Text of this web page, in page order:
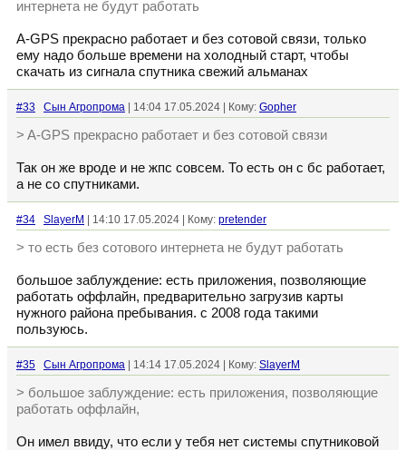
интернета не будут работать
A-GPS прекрасно работает и без сотовой связи, только
ему надо больше времени на холодный старт, чтобы
скачать из сигнала спутника свежий альманах
#33 Сын Агропрома | 14:04 17.05.2024 | Кому: Gopher
> A-GPS прекрасно работает и без сотовой связи
Так он же вроде и не жпс совсем. То есть он с бс работает,
а не со спутниками.
#34 SlayerM | 14:10 17.05.2024 | Кому: pretender
> то есть без сотового интернета не будут работать
большое заблуждение: есть приложения, позволяющие
работать оффлайн, предварительно загрузив карты
нужного района пребывания. с 2008 года такими
пользуюсь.
#35 Сын Агропрома | 14:14 17.05.2024 | Кому: SlayerM
> большое заблуждение: есть приложения, позволяющие
работать оффлайн,
Он имел ввиду, что если у тебя нет системы спутниковой